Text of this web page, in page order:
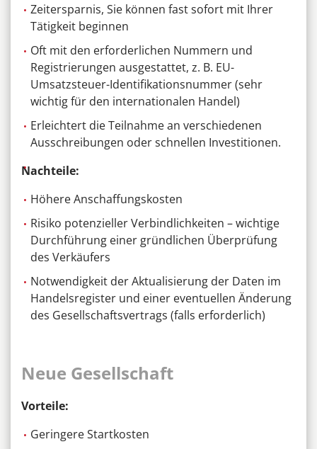
Zeitersparnis, Sie können fast sofort mit Ihrer
Tätigkeit beginnen
Oft mit den erforderlichen Nummern und
Registrierungen ausgestattet, z. B. EU-
Umsatzsteuer-Identifikationsnummer (sehr
wichtig für den internationalen Handel)
Erleichtert die Teilnahme an verschiedenen
Ausschreibungen oder schnellen Investitionen.
Nachteile:
Höhere Anschaffungskosten
Risiko potenzieller Verbindlichkeiten – wichtige
Durchführung einer gründlichen Überprüfung
des Verkäufers
Notwendigkeit der Aktualisierung der Daten im
Handelsregister und einer eventuellen Änderung
des Gesellschaftsvertrags (falls erforderlich)
Neue Gesellschaft
Vorteile:
Geringere Startkosten